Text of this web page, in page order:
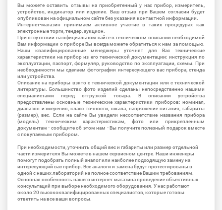
Вы можете оставить отзывы на приобретенный у нас прибор, измеритель,
устройство, индикатор или изделие. Ваш отзыв при Вашем согласии будет
опубликован на официальном сайте без указания контактной информации.
Интернет-магазин принимаем активное участие в таких процедурах как
электронные торги, тендер, аукцион.
При отсутствии на официальном сайте в техническом описании необходимой
Вам информации о приборе Вы всегда можете обратиться к нам за помощью.
Наши квалифицированные менеджеры уточнят для Вас технические
характеристики на прибор из его технической документации: инструкция по
эксплуатации, паспорт, формуляр, руководство по эксплуатации, схемы. При
необходимости мы сделаем фотографии интересующего вас прибора, стенда
или устройства.
Описание на приборы взято с технической документации или с технической
литературы. Большинство фото изделий сделаны непосредственно нашими
специалистами перед отгрузкой товара. В описании устройства
предоставлены основные технические характеристики приборов: номинал,
диапазон измерения, класс точности, шкала, напряжение питания, габариты
(размер), вес. Если на сайте Вы увидели несоответствие названия прибора
(модель) техническим характеристикам, фото или прикрепленным
документам - сообщите об этом нам - Вы получите полезный подарок вместе
с покупаемым прибором.
При необходимости, уточнить общий вес и габариты или размер отдельной
части измерителя Вы можете в нашем сервисном центре. Наши инженеры
помогут подобрать полный аналог или наиболее подходящую замену на
интересующий вас прибор. Все аналоги и замена будут протестированы в
одной с наших лабораторий на полное соответствие Вашим требованиям.
Основная особенность нашего интернет магазина проведение объективных
консультаций при выборе необходимого оборудования. У нас работают
около 20 высококвалифицированных специалистов, которые готовы
ответить на все ваши вопросы.